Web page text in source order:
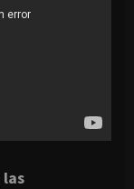
las